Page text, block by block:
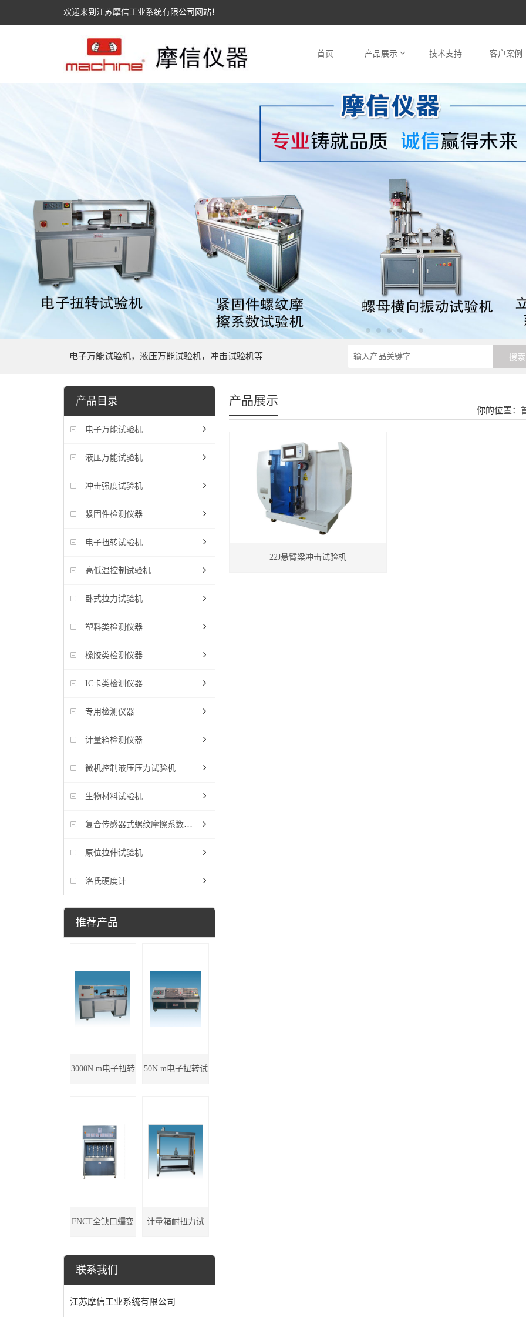
欢迎来到江苏摩信工业系统有限公司网站！
首页 产品展示 技术支持 客户案例
电子万能试验机，液压万能试验机，冲击试验机等
产品目录
电子万能试验机
液压万能试验机
冲击强度试验机
紧固件检测仪器
电子扭转试验机
高低温控制试验机
卧式拉力试验机
塑料类检测仪器
橡胶类检测仪器
IC卡类检测仪器
专用检测仪器
计量箱检测仪器
微机控制液压压力试验机
生物材料试验机
复合传感器式螺纹摩擦系数试验机
原位拉伸试验机
洛氏硬度计
推荐产品
3000N.m电子扭转 50N.m电子扭转试
FNCT全缺口蠕变 计量箱耐扭力试
联系我们
江苏摩信工业系统有限公司
你的位置：
产品展示
22J悬臂梁冲击试验机